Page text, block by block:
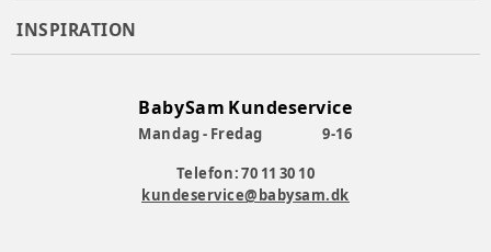
INSPIRATION
BabySam Kundeservice
Mandag - Fredag
9-16
Telefon: 70 11 30 10
kundeservice@babysam.dk